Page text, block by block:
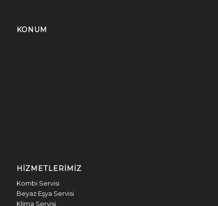
KONUM
HIZMETLERIMIZ
Kombi Servisi
Beyaz Eşya Servisi
Klima Servisi